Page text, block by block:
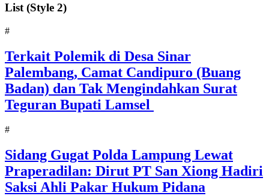
List (Style 2)
#
Terkait Polemik di Desa Sinar
Palembang, Camat Candipuro (Buang
Badan) dan Tak Mengindahkan Surat
Teguran Bupati Lamsel ‎
#
Sidang Gugat Polda Lampung Lewat
Praperadilan: Dirut PT San Xiong Hadiri
Saksi Ahli Pakar Hukum Pidana